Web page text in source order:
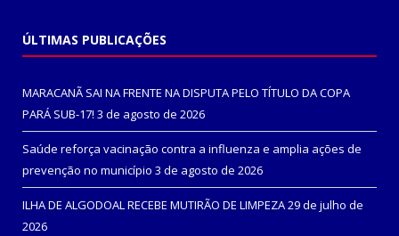
ÚLTIMAS PUBLICAÇÕES
MARACANÃ SAI NA FRENTE NA DISPUTA PELO TÍTULO DA COPA
PARÁ SUB-17! 3 de agosto de 2026
Saúde reforça vacinação contra a influenza e amplia ações de
prevenção no município 3 de agosto de 2026
ILHA DE ALGODOAL RECEBE MUTIRÃO DE LIMPEZA29 de julho de
2026